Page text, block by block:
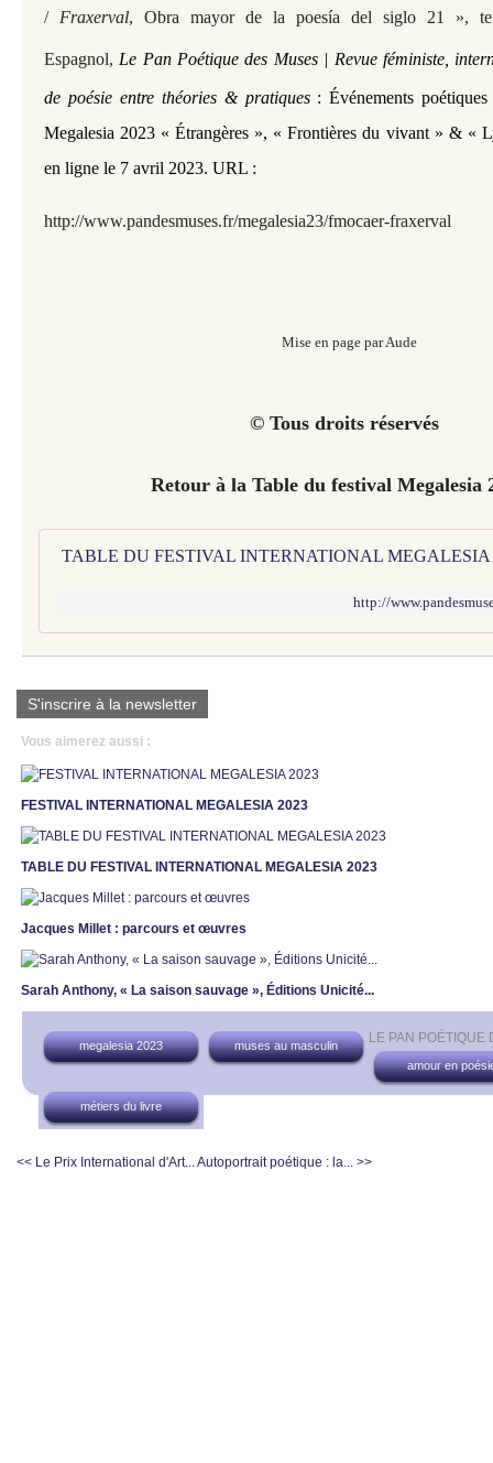
/ Fraxerval, Obra mayor de la poesía del siglo 21 »,
Espagnol, Le Pan Poétique des Muses | Revue féministe,
de poésie entre théories & pratiques :Événements
Megalesia 2023 « Étrangères », « Frontières du vivant » & «
en ligne le 7 avril 2023. URL :
http://www.pandesmuses.fr/megalesia23/fmocaer-fraxerval
Mise en page par Aude
© Tous droits réservés
Retour à la Table du festival Megalesia
http://
S'inscrire à la newsletter
Vous aimerez aussi :
FESTIVAL INTERNATIONAL MEGALESIA 2023
TABLE DU FESTIVAL INTERNATIONAL MEGALESIA 2023
Jacques Millet : parcours et œuvres
Sarah Anthony, « La saison sauvage », Éditions Unicité...
LE PAN POÉTIQUE
megalesia 2023
muses au masculin
amour en
métiers du livre
<< Le Prix International d'Art...Autoportrait poétique : la... >>